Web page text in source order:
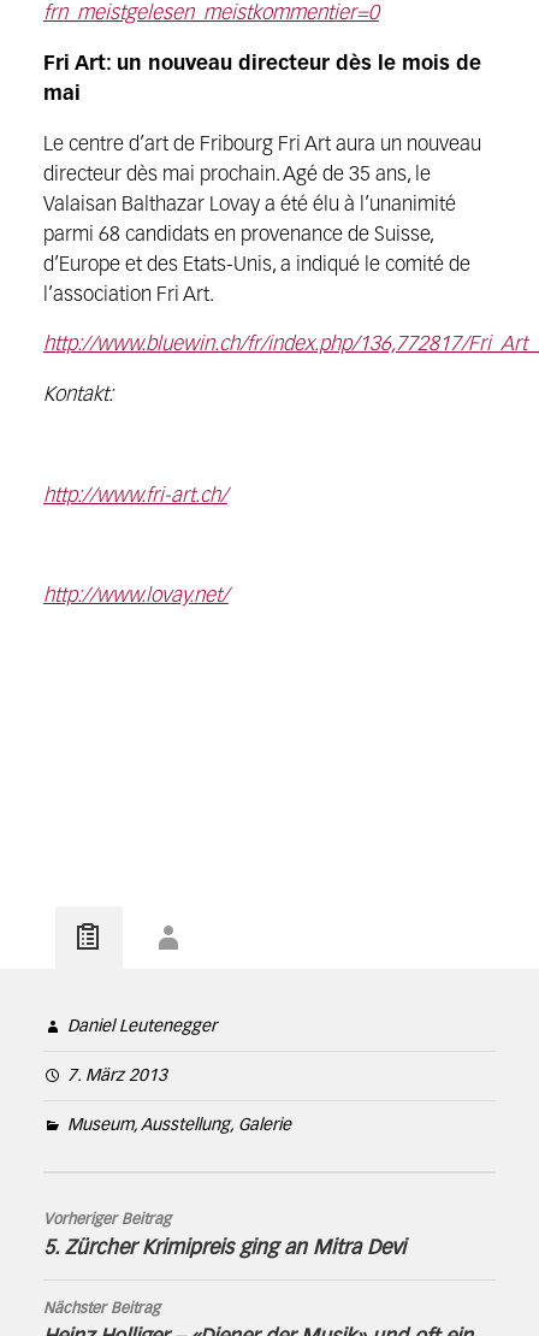
frn_meistgelesen_meistkommentier=0
Fri Art: un nouveau directeur dès le mois de
mai
Le centre d’art de Fribourg Fri Art aura un nouveau
directeur dès mai prochain. Agé de 35 ans, le
Valaisan Balthazar Lovay a été élu à l’unanimité
parmi 68 candidats en provenance de Suisse,
d’Europe et des Etats-Unis, a indiqué le comité de
l’association Fri Art.
http://www.bluewin.ch/fr/index.php/136,772817/
Kontakt:
http://www.fri-art.ch/
http://www.lovay.net/
Daniel Leutenegger
7. März 2013
Museum, Ausstellung, Galerie
Vorheriger Beitrag
5. Zürcher Krimipreis ging an Mitra Devi
Nächster Beitrag